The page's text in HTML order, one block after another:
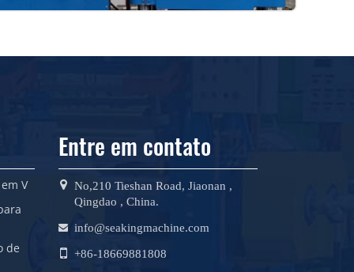
V
de
Entre em contato
No,210 Tieshan Road, Jiaonan ,
Qingdao , China.
info@seakingmachine.com
+86-18669881808